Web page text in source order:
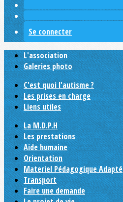
Se connecter
L'association
Galeries photo
C'est quoi l'autisme ?
Les prises en charge
Liens utiles
La M.D.P.H
Les prestations
Aide humaine
Orientation
Materiel Pédagogique Adapté
Transport
Faire une demande